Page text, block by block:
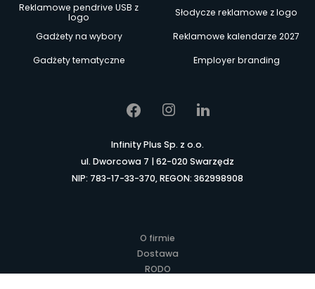
Reklamowe pendrive USB z
logo
Słodycze reklamowe z logo
Gadżety na wybory
Reklamowe kalendarze 2027
Gadżety tematyczne
Employer branding
Infinity Plus Sp. z o.o.
ul. Dworcowa 7 | 62-020 Swarzędz
NIP: 783-17-33-370, REGON: 362998908
O firmie
Dostawa
RODO